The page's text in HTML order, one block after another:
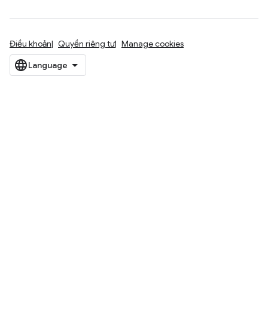
Điều khoản Quyền riêng tư Manage cookies